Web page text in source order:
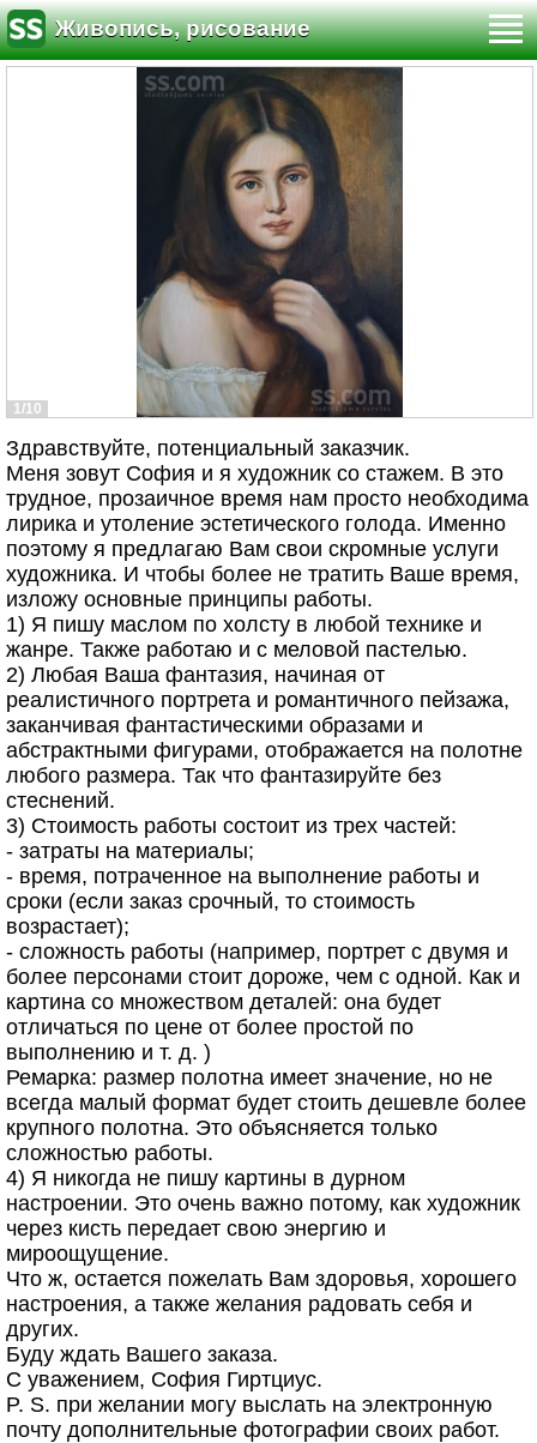
Живопись, рисование
1/10
Здравствуйте, потенциальный заказчик.
Меня зовут София и я художник со стажем. В это
трудное, прозаичное время нам просто необходима
лирика и утоление эстетического голода. Именно
поэтому я предлагаю Вам свои скромные услуги
художника. И чтобы более не тратить Ваше время,
изложу основные принципы работы.
1) Я пишу маслом по холсту в любой технике и
жанре. Также работаю и с меловой пастелью.
2) Любая Ваша фантазия, начиная от
реалистичного портрета и романтичного пейзажа,
заканчивая фантастическими образами и
абстрактными фигурами, отображается на полотне
любого размера. Так что фантазируйте без
стеснений.
3) Стоимость работы состоит из трех частей:
- затраты на материалы;
- время, потраченное на выполнение работы и
сроки (если заказ срочный, то стоимость
возрастает);
- сложность работы (например, портрет с двумя и
более персонами стоит дороже, чем с одной. Как и
картина со множеством деталей: она будет
отличаться по цене от более простой по
выполнению и т. д. )
Ремарка: размер полотна имеет значение, но не
всегда малый формат будет стоить дешевле более
крупного полотна. Это объясняется только
сложностью работы.
4) Я никогда не пишу картины в дурном
настроении. Это очень важно потому, как художник
через кисть передает свою энергию и
мироощущение.
Что ж, остается пожелать Вам здоровья, хорошего
настроения, а также желания радовать себя и
других.
Буду ждать Вашего заказа.
С уважением, София Гиртциус.
P. S. при желании могу выслать на электронную
почту дополнительные фотографии своих работ.